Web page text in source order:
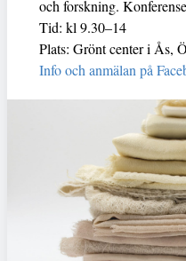
och forskning.
Tid: kl 9.30–14
Plats: Grönt center i Ås,
Info och anmälan på